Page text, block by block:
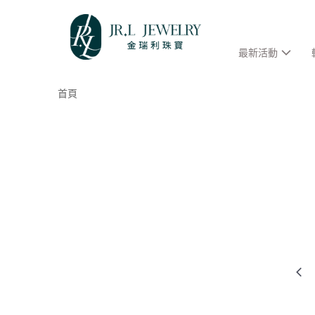
最新活動
首頁